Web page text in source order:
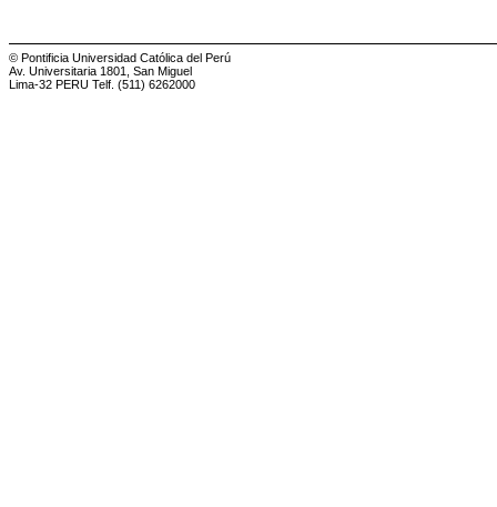
© Pontificia Universidad Católica del Perú
Av. Universitaria 1801, San Miguel
Lima-32 PERU Telf. (511) 6262000